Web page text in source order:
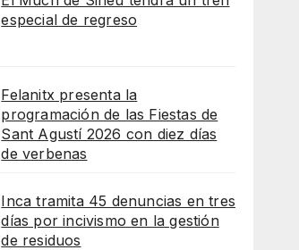
especial de regreso
Felanitx presenta la
programación de las Fiestas de
Sant Agustí 2026 con diez días
de verbenas
Inca tramita 45 denuncias en tres
días por incivismo en la gestión
de residuos